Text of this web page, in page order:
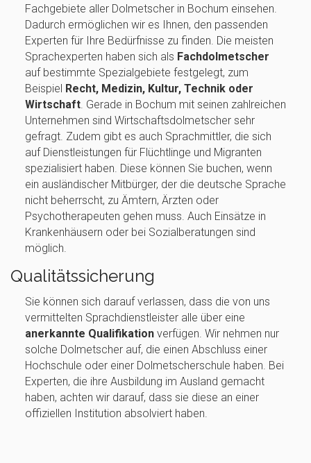
Fachgebiete aller Dolmetscher in Bochum einsehen.
Dadurch ermöglichen wir es Ihnen, den passenden
Experten für Ihre Bedürfnisse zu finden. Die meisten
Sprachexperten haben sich als Fachdolmetscher
auf bestimmte Spezialgebiete festgelegt, zum
Beispiel Recht, Medizin, Kultur, Technik oder
Wirtschaft. Gerade in Bochum mit seinen zahlreichen
Unternehmen sind Wirtschaftsdolmetscher sehr
gefragt. Zudem gibt es auch Sprachmittler, die sich
auf Dienstleistungen für Flüchtlinge und Migranten
spezialisiert haben. Diese können Sie buchen, wenn
ein ausländischer Mitbürger, der die deutsche Sprache
nicht beherrscht, zu Ämtern, Ärzten oder
Psychotherapeuten gehen muss. Auch Einsätze in
Krankenhäusern oder bei Sozialberatungen sind
möglich.
Qualitätssicherung
Sie können sich darauf verlassen, dass die von uns
vermittelten Sprachdienstleister alle über eine
anerkannte Qualifikationverfügen. Wir nehmen nur
solche Dolmetscher auf, die einen Abschluss einer
Hochschule oder einer Dolmetscherschule haben. Bei
Experten, die ihre Ausbildung im Ausland gemacht
haben, achten wir darauf, dass sie diese an einer
offiziellen Institution absolviert haben.